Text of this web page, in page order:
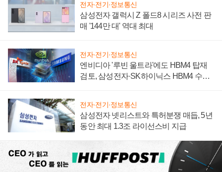
전자·전기·정보통신
삼성전자 갤럭시 Z 폴드8 시리즈 사전 판
매 '144만 대' 역대 최대
전자·전기·정보통신
엔비디아 '루빈 울트라'에도 HBM4 탑재
검토, 삼성전자·SK하이닉스 HBM4 수율
전자·전기·정보통신
삼성전자 넷리스트와 특허분쟁 매듭, 5년
동안 최대 1.3조 라이선스비 지급